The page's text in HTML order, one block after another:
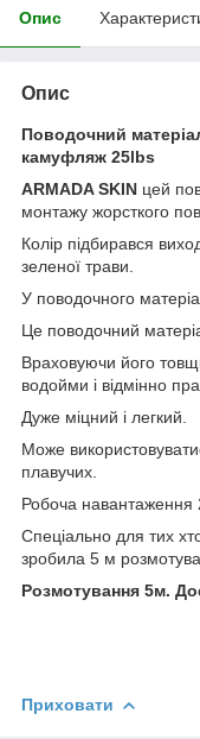
Опис
Опис
Поводочний
камуфляж 25lbs
ARMADA SKIN цей
монтажу жорсткого
Колір підбирався
зеленої трави.
У поводочного
Це поводочний
Враховуючи його
водойми і відмінно
Дуже міцний і легкий.
Може
плавучих.
Робоча навантаження
Спеціально для тих
зробила 5 м
Розмотування 5м.
Приховати